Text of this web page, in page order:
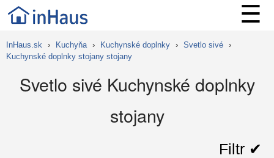
☰
InHaus.sk › Kuchyňa › Kuchynské doplnky › Svetlo sivé ›
Kuchynské doplnky stojany stojany
Svetlo sivé Kuchynské doplnky
stojany
Filtr ✔︎